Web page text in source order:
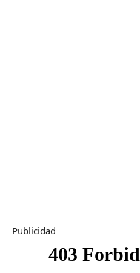
Publicidad